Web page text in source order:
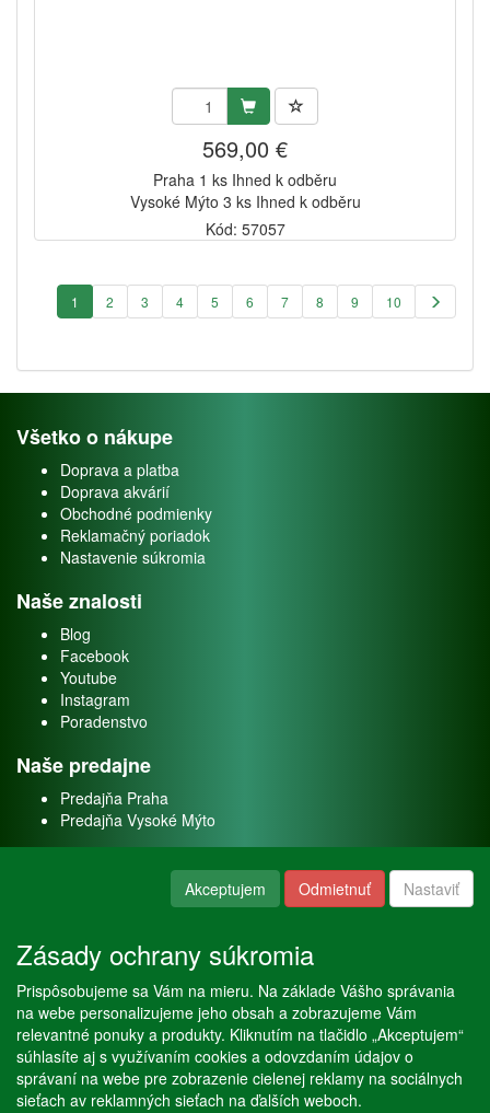
569,00 €
Praha 1 ks Ihned k odběru
Vysoké Mýto 3 ks Ihned k odběru
Kód: 57057
1 2 3 4 5 6 7 8 9 10
Všetko o nákupe
Doprava a platba
Doprava akvárií
Obchodné podmienky
Reklamačný poriadok
Nastavenie súkromia
Naše znalosti
Blog
Facebook
Youtube
Instagram
Poradenstvo
Naše predajne
Predajňa Praha
Predajňa Vysoké Mýto
Naše služby
Servis
Predaj akváriových rýb
Predaj akváriových rastlín
Akceptujem Odmietnuť Nastaviť
Zásady ochrany súkromia
Prispôsobujeme sa Vám na mieru. Na základe Vášho správania
na webe personalizujeme jeho obsah a zobrazujeme Vám
relevantné ponuky a produkty. Kliknutím na tlačidlo „Akceptujem“
súhlasíte aj s využívaním cookies a odovzdaním údajov o
správaní na webe pre zobrazenie cielenej reklamy na sociálnych
sieťach av reklamných sieťach na ďalších weboch.